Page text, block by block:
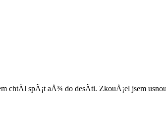
chtÄl spÃ¡t aÅ¾ do desÃ­ti. ZkouÅ¡el jsem